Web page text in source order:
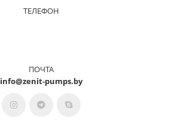
ТЕЛЕФОН
ПОЧТА
info@zenit-pumps.by